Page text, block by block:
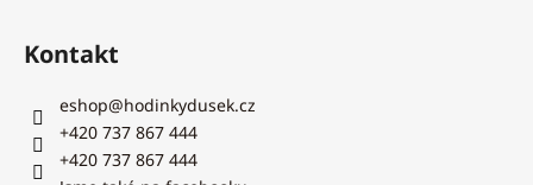
Kontakt
eshop@hodinkydusek.cz
+420 737 867 444
+420 737 867 444